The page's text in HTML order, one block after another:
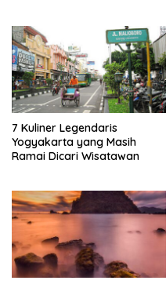
7 Kuliner Legendaris
Yogyakarta yang Masih
Ramai Dicari Wisatawan